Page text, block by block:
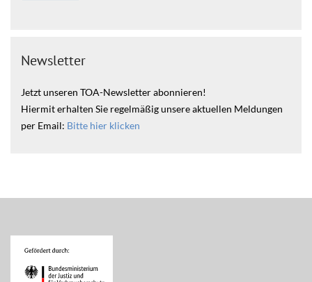
Newsletter
Jetzt unseren TOA-Newsletter abonnieren!
Hiermit erhalten Sie regelmäßig unsere aktuellen Meldungen
per Email: Bitte hier klicken